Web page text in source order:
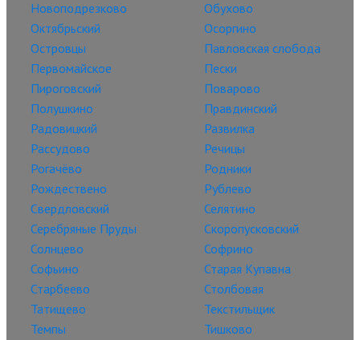
Новоподрезково
Обухово
Октябрьский
Осоргино
Островцы
Павловская слобода
Первомайское
Пески
Пироговский
Поварово
Полушкино
Правдинский
Радовицкий
Развилка
Рассудово
Речицы
Рогачёво
Родники
Рождествено
Рублево
Свердловский
Селятино
Серебряные Пруды
Скоропусковский
Солнцево
Софрино
Софьино
Старая Купавна
Старбеево
Столбовая
Татищево
Текстильщик
Темпы
Тишково